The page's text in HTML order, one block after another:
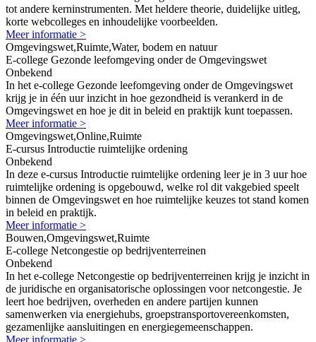
tot andere kerninstrumenten. Met heldere theorie, duidelijke uitleg,
korte webcolleges en inhoudelijke voorbeelden.
Meer informatie >
Omgevingswet,Ruimte,Water, bodem en natuur
E-college Gezonde leefomgeving onder de Omgevingswet
Onbekend
In het e-college Gezonde leefomgeving onder de Omgevingswet
krijg je in één uur inzicht in hoe gezondheid is verankerd in de
Omgevingswet en hoe je dit in beleid en praktijk kunt toepassen.
Meer informatie >
Omgevingswet,Online,Ruimte
E-cursus Introductie ruimtelijke ordening
Onbekend
In deze e-cursus Introductie ruimtelijke ordening leer je in 3 uur hoe
ruimtelijke ordening is opgebouwd, welke rol dit vakgebied speelt
binnen de Omgevingswet en hoe ruimtelijke keuzes tot stand komen
in beleid en praktijk.
Meer informatie >
Bouwen,Omgevingswet,Ruimte
E-college Netcongestie op bedrijventerreinen
Onbekend
In het e-college Netcongestie op bedrijventerreinen krijg je inzicht in
de juridische en organisatorische oplossingen voor netcongestie. Je
leert hoe bedrijven, overheden en andere partijen kunnen
samenwerken via energiehubs, groepstransportovereenkomsten,
gezamenlijke aansluitingen en energiegemeenschappen.
Meer informatie >